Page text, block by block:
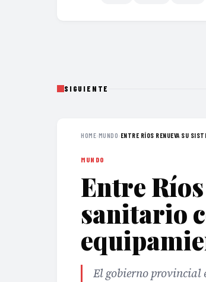
SIGUIENTE
HOME›MUNDO› ENTRE RÍOS RENUEVA SU
MUNDO
Entre
sanitario
El gobierno provincial